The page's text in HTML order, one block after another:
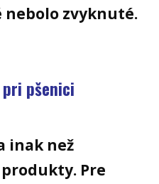
zvyknuté.
pšenici
inak než
Pre